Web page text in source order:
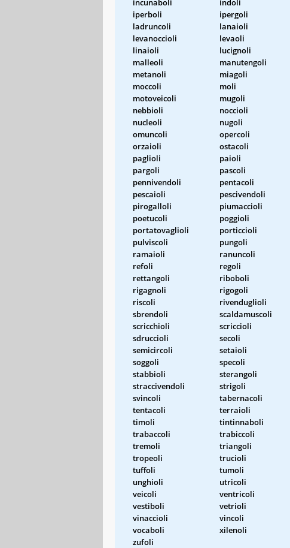
iperboli
ipergoli
ladruncoli
lanaioli
levanoccioli
levaoli
linaioli
lucignoli
malleoli
manutengoli
metanoli
miagoli
moccoli
moli
motoveicoli
mugoli
nebbioli
noccioli
nucleoli
nugoli
omuncoli
opercoli
orzaioli
ostacoli
paglioli
paioli
pargoli
pascoli
pennivendoli
pentacoli
pescaioli
pescivendoli
pirogalloli
piumaccioli
poetucoli
poggioli
portatovaglioli
porticcioli
pulviscoli
pungoli
ramaioli
ranuncoli
refoli
regoli
rettangoli
riboboli
rigagnoli
rigogoli
riscoli
rivenduglioli
sbrendoli
scaldamuscoli
scricchioli
scriccioli
sdruccioli
secoli
semicircoli
setaioli
soggoli
specoli
stabbioli
sterangoli
straccivendoli
strigoli
svincoli
tabernacoli
tentacoli
terraioli
timoli
tintinnaboli
trabaccoli
trabiccoli
tremoli
triangoli
tropeoli
trucioli
tuffoli
tumoli
unghioli
utricoli
veicoli
ventricoli
vestiboli
vetrioli
vinaccioli
vincoli
vocaboli
xilenoli
zufoli